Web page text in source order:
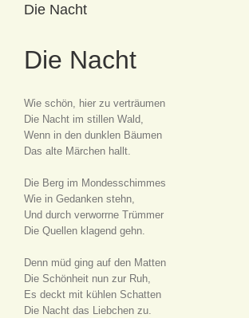
Die Nacht
Die Nacht
Wie schön, hier zu verträumen
Die Nacht im stillen Wald,
Wenn in den dunklen Bäumen
Das alte Märchen hallt.
Die Berg im Mondesschimmes
Wie in Gedanken stehn,
Und durch verworrne Trümmer
Die Quellen klagend gehn.
Denn müd ging auf den Matten
Die Schönheit nun zur Ruh,
Es deckt mit kühlen Schatten
Die Nacht das Liebchen zu.